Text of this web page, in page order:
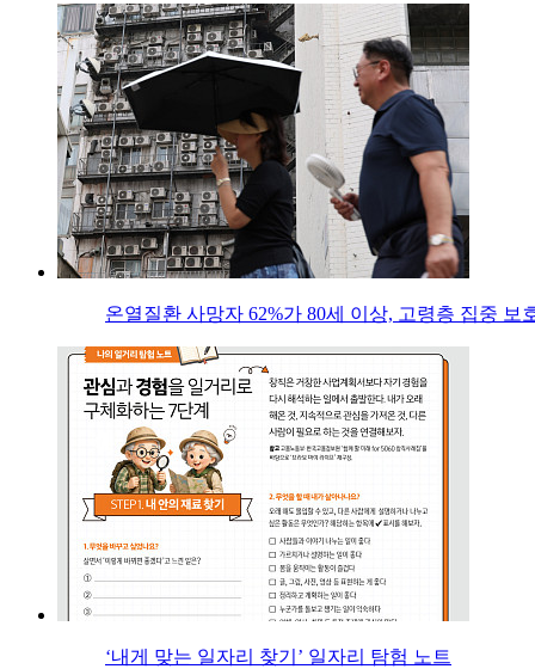
온열질환 사망자 62%가 80세 이상, 고령층 집중 보
‘내게 맞는 일자리 찾기’ 일자리 탐험 노트